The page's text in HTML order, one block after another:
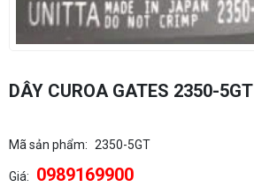
DÂY CUROA GATES 2350-5GT
Mã sản phẩm: 2350-5GT
Giá: 0989169900